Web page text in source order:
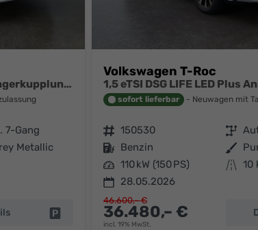
1,5 eTSI DSG LIFE LED Plus Anhängerkupplung Navigation Digital Pro Sitzheizung beheiztes Lenkrad 17 Zoll Alu 5J Garantie
7-Gang
Metallic
Fahrzeug parken
Volkswagen T-Roc
sofort lieferbar Neuwagen mit
Fahrzeugnr. 150530 Getriebe
Kraftstoff Benzin Außenfarbe
Leistung 110 kW (150 PS) Kilometerstand 10
28.05.2026
36.480,– €
incl. 19% MwSt.
46.600,– €